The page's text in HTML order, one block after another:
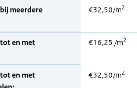
meerdere
€32,50/m2
en met
€16,25 /m2
en met
€32,50/m2